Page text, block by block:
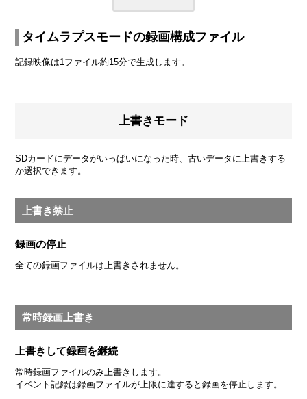
タイムラプスモードの録画構成ファイル
記録映像は1ファイル約15分で生成します。
上書きモード
SDカードにデータがいっぱいになった時、古いデータに上書きする
か選択できます。
上書き禁止
録画の停止
全ての録画ファイルは上書きされません。
常時録画上書き
上書きして録画を継続
常時録画ファイルのみ上書きします。
イベント記録は録画ファイルが上限に達すると録画を停止します。